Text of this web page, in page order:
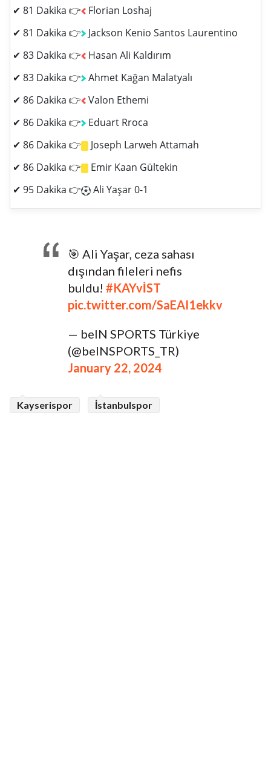
✔ 81 Dakika 👉
Florian Loshaj
✔ 81 Dakika 👉 Jackson Kenio Santos Laurentino
✔ 83 Dakika 👉
Hasan Ali Kaldırım
✔ 83 Dakika 👉 Ahmet Kağan Malatyalı
✔ 86 Dakika 👉 Valon Ethemi
✔ 86 Dakika 👉 Eduart Rroca
✔ 86 Dakika 👉
Joseph Larweh Attamah
✔ 86 Dakika 👉
Emir Kaan Gültekin
✔ 95 Dakika 👉
Ali Yaşar 0-1
🎯 Ali Yaşar, ceza sahası
dışından fileleri nefis
buldu! #KAYvİST
pic.twitter.com/SaEAI1ekkv
— beIN SPORTS Türkiye
(@beINSPORTS_TR)
January 22, 2024
Kayserispor İstanbulspor